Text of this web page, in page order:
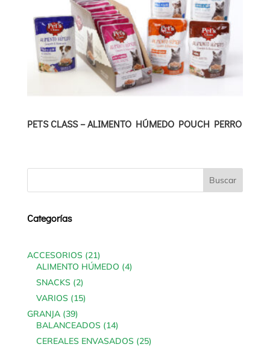
PETS CLASS – ALIMENTO HÚMEDO POUCH PERRO
Categorías
ACCESORIOS 2121
products
ALIMENTO HÚMEDO 44
SNACKS 22
products
VARIOS 1515
GRANJA 3939
products
BALANCEADOS 1414
products
CEREALES ENVASADOS 2525